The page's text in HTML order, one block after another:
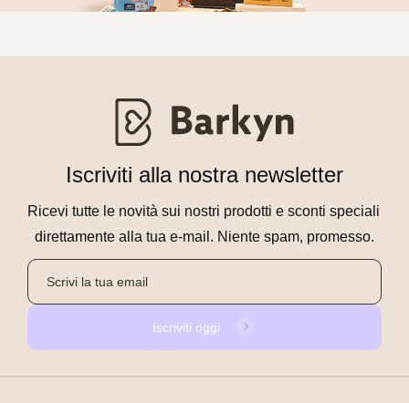
Iscriviti alla nostra newsletter
Ricevi tutte le novità sui nostri prodotti e sconti speciali
direttamente alla tua e-mail. Niente spam, promesso.
Iscriviti oggi